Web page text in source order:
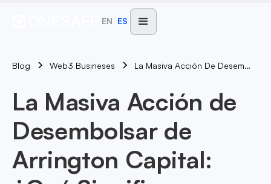
EN ES
Blog Web3 Busineses La Masiva Acción De Desembolsar De Arrington Capital: ¿Qué Significa Para Las Startups Cripto?
La Masiva Acción de
Desembolsar de
Arrington Capital: